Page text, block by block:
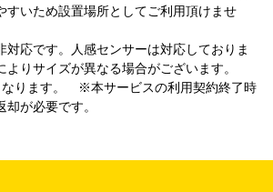
すいため設置場所としてご利用頂けませ
応です。人感センサーは対応しておりま
りサイズが異なる場合がございます。
ります。 ※本サービスの利用契約終了時
が必要です。